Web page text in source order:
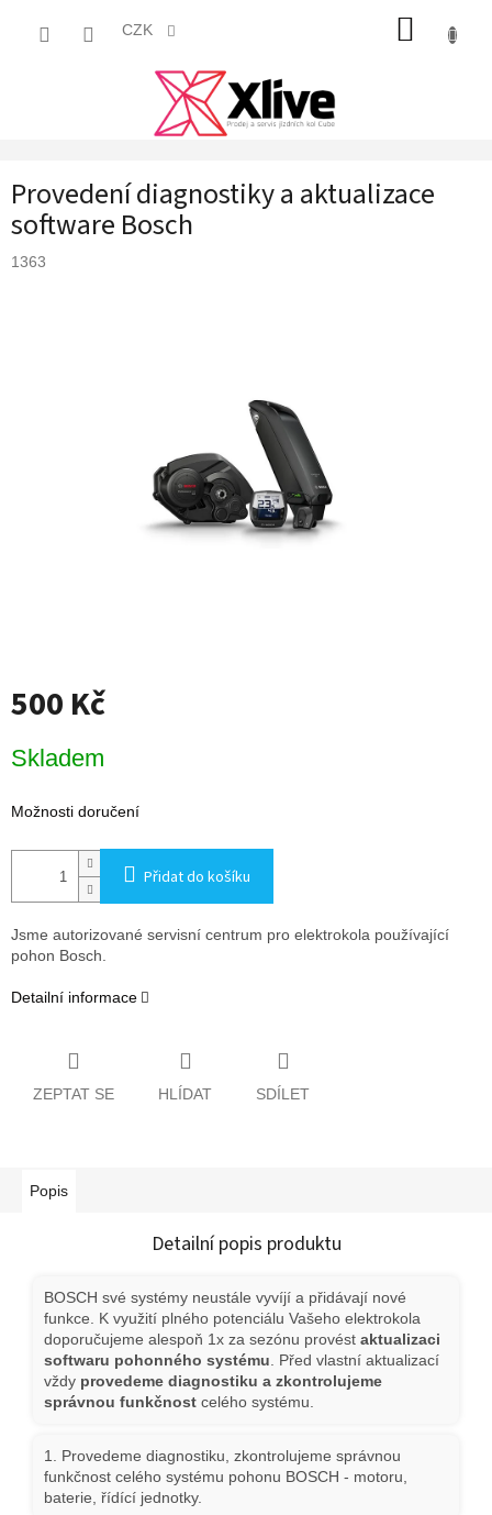
CZK
Provedení diagnostiky a aktualizace
software Bosch
1363
500 Kč
cena:
Skladem
Možnosti doručení
Přidat do košíku
Jsme autorizované servisní centrum pro elektrokola používající
pohon Bosch.
Detailní informace
ZEPTAT SE HLÍDAT SDÍLET
Popis
Detailní popis produktu
BOSCH své systémy neustále vyvíjí a přidávají nové
funkce. K využití plného potenciálu Vašeho elektrokola
doporučujeme alespoň 1x za sezónu provést aktualizaci
softwaru pohonného systému . Před vlastní aktualizací
vždy provedeme diagnostiku a zkontrolujeme
správnou funkčnost celého systému.
1. Provedeme diagnostiku, zkontrolujeme správnou
funkčnost celého systému pohonu BOSCH - motoru,
baterie, řídící jednotky.